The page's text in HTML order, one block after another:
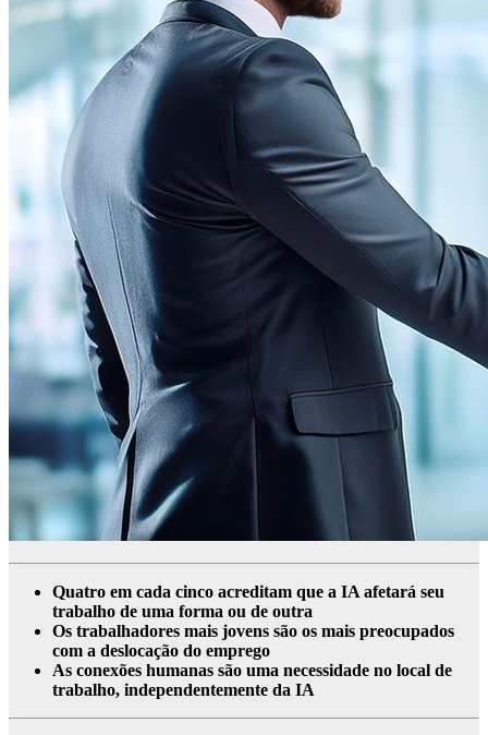
Quatro em cada cinco acreditam que a IA afetará seu
trabalho de uma forma ou de outra
Os trabalhadores mais jovens são os mais preocupados
com a deslocação do emprego
As conexões humanas são uma necessidade no local de
trabalho, independentemente da IA